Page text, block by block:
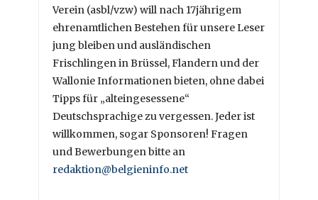
Verein (asbl/vzw) will nach 17jährigem
ehrenamtlichen Bestehen für unsere Leser
jung bleiben und ausländischen
Frischlingen in Brüssel, Flandern und der
Wallonie Informationen bieten, ohne dabei
Tipps für „alteingesessene“
Deutschsprachige zu vergessen. Jeder ist
willkommen, sogar Sponsoren! Fragen
und Bewerbungen bitte an
redaktion@belgieninfo.net